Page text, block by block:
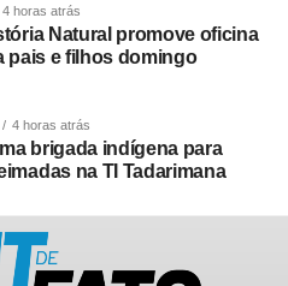
4 horas atrás
Natural promove oficina
pais e filhos domingo
4 horas atrás
brigada indígena para
na TI Tadarimana